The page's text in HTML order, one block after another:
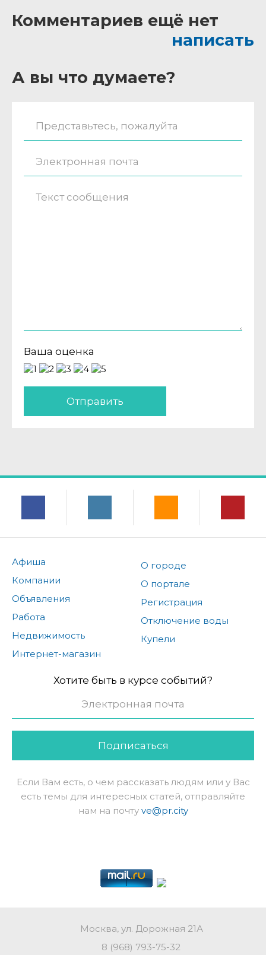
Комментариев ещё нет
написать
А вы что думаете?
Ваша оценка
Отправить
Афиша
Компании
Объявления
Работа
Недвижимость
Интернет-магазин
О городе
О портале
Регистрация
Отключение воды
Купели
Хотите быть в курсе событий?
Подписаться
Если Вам есть, о чем рассказать людям или у Вас
есть темы для интересных статей, отправляйте
нам на почту ve@pr.city
Москва, ул. Дорожная 21А
8 (968) 793-75-32